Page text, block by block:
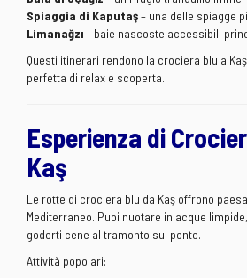
Spiaggia di Kaputaş– una delle spiagge
Limanağzı– baie nascoste accessibili
Questi itinerari rendono la crociera blu a
perfetta di relax e scoperta.
Esperienza di
Kaş
Le rotte di crociera blu da Kaş offrono
Mediterraneo. Puoi nuotare in acque
goderti cene al tramonto sul ponte.
Attività popolari: